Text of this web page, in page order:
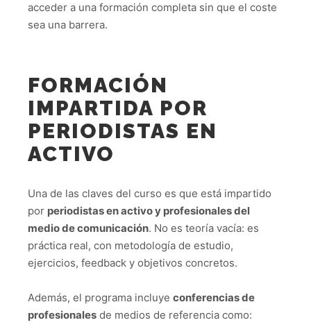
acceder a una formación completa sin que el coste
sea una barrera.
FORMACIÓN
IMPARTIDA POR
PERIODISTAS EN
ACTIVO
Una de las claves del curso es que está impartido
por periodistas en activo y profesionales del
medio de comunicación. No es teoría vacía: es
práctica real, con metodología de estudio,
ejercicios, feedback y objetivos concretos.
Además, el programa incluye conferencias de
profesionales de medios de referencia como: